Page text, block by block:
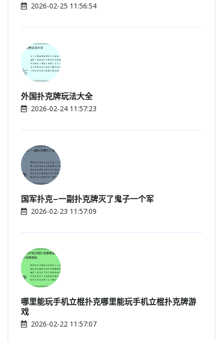
2026-02-25 11:56:54
外国扑克牌玩法大全
2026-02-24 11:57:23
国军扑克—一副扑克牌灭了鬼子一个军
2026-02-23 11:57:09
哪里能玩手机立棍扑克哪里能玩手机立棍扑克牌游
戏
2026-02-22 11:57:07